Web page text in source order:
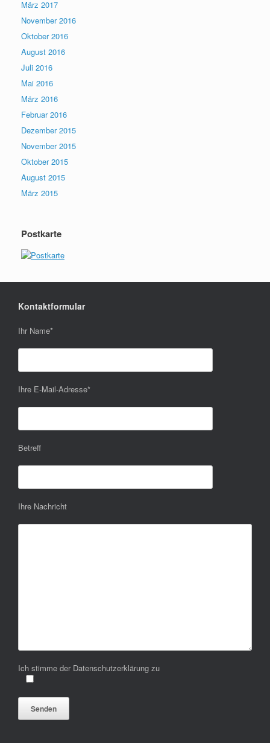
März 2017
November 2016
Oktober 2016
August 2016
Juli 2016
Mai 2016
März 2016
Februar 2016
Dezember 2015
November 2015
Oktober 2015
August 2015
März 2015
Postkarte
Kontaktformular
Ihr Name*
Ihre E-Mail-Adresse*
Betreff
Ihre Nachricht
Ich stimme der Datenschutzerklärung zu
Bitte lasse dieses Feld leer.